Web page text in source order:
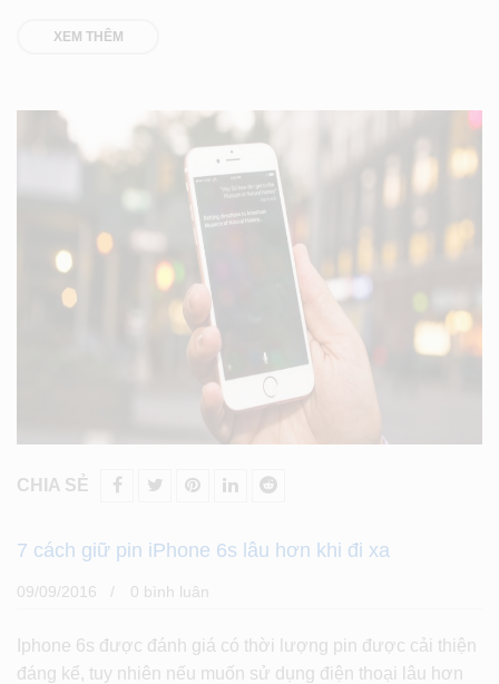
XEM THÊM
CHIA SẺ
7 cách giữ pin iPhone 6s lâu hơn khi đi xa
09/09/2016 0 bình luân
Iphone 6s được đánh giá có thời lượng pin được cải thiện
đáng kể, tuy nhiên nếu muốn sử dụng điện thoại lâu hơn